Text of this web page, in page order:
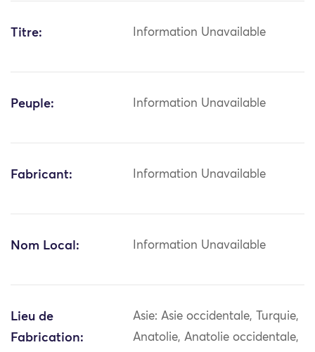
Titre: Information Unavailable
Peuple: Information Unavailable
Fabricant: Information Unavailable
Nom Local: Information Unavailable
Lieu de
Fabrication:
Asie: Asie occidentale, Turquie,
Anatolie, Anatolie occidentale,